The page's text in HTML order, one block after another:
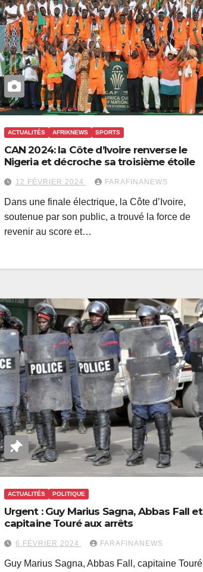
ACTUALITÉS AFRIKNEWS SPORTS
CAN 2024: la Côte d’Ivoire renverse le
Nigeria et décroche sa troisième étoile
12 FÉVRIER 2024 FARAFINANEWS
Dans une finale électrique, la Côte d’Ivoire,
soutenue par son public, a trouvé la force de
revenir au score et…
ACTUALITÉS POLITIQUE
Urgent : Guy Marius Sagna, Abbas Fall et
capitaine Touré aux arrêts
6 FÉVRIER 2024 FARAFINANEWS
Guy Marius Sagna, Abbas Fall, capitaine Touré